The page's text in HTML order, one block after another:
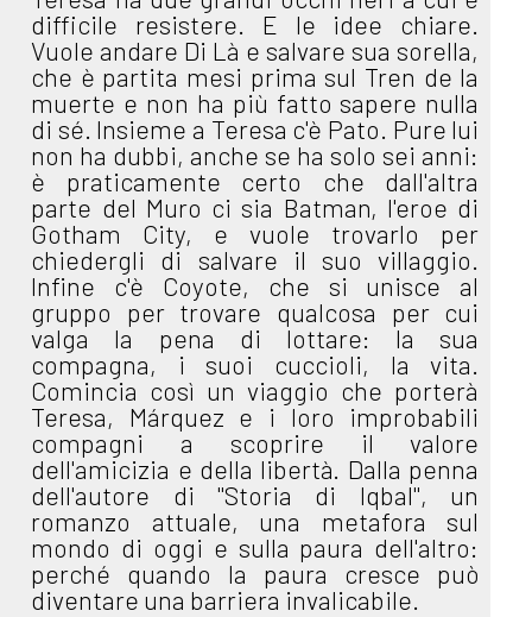
difficile resistere. E le idee chiare.
Vuole andare Di Là e salvare sua sorella,
che è partita mesi prima sul Tren de la
muerte e non ha più fatto sapere nulla
di sé. Insieme a Teresa c'è Pato. Pure lui
non ha dubbi, anche se ha solo sei anni:
è praticamente certo che dall'altra
parte del Muro ci sia Batman, l'eroe di
Gotham City, e vuole trovarlo per
chiedergli di salvare il suo villaggio.
Infine c'è Coyote, che si unisce al
gruppo per trovare qualcosa per cui
valga la pena di lottare: la sua
compagna, i suoi cuccioli, la vita.
Comincia così un viaggio che porterà
Teresa, Márquez e i loro improbabili
compagni a scoprire il valore
dell'amicizia e della libertà. Dalla penna
dell'autore di "Storia di Iqbal", un
romanzo attuale, una metafora sul
mondo di oggi e sulla paura dell'altro:
perché quando la paura cresce può
diventare una barriera invalicabile.